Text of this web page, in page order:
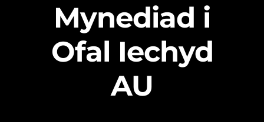
Mynediad i
Ofal Iechyd
AU